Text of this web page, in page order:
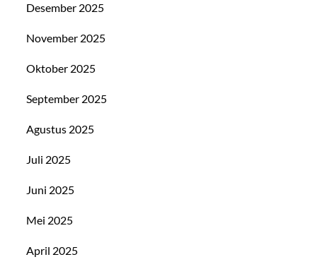
Desember 2025
November 2025
Oktober 2025
September 2025
Agustus 2025
Juli 2025
Juni 2025
Mei 2025
April 2025